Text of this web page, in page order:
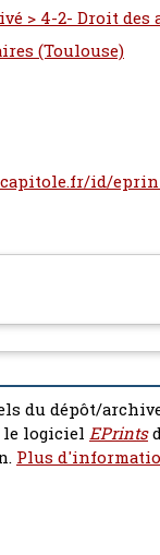
> 4-2- Droit
(Toulouse)
id/
du dépôt/
logiciel EPrints
Plus